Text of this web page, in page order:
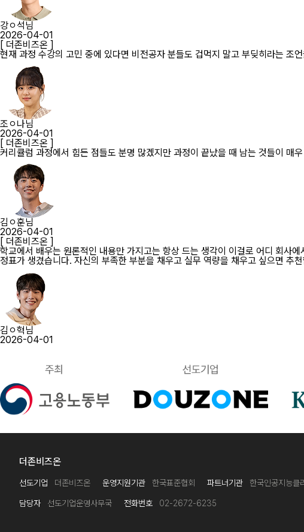
강ㅇ석님
2026-04-01
[ 더존비즈온 ]
현재 과정 수강의 고민 중에 있다면 비전공자 분들도 겁먹지 말고 부딪히라는 조
조ㅇ나님
2026-04-01
[ 더존비즈온 ]
커리큘럼 과정에서 힘든 점들도 분명 많겠지만 과정이 끝났을 때 남는 것들이 매
김ㅇ훈님
2026-04-01
[ 더존비즈온 ]
학교에서 배우는 원론적인 내용만 가지고는 항상 드는 생각이 이걸로 어디 회사
정표가 생겼습니다. 자신의 부족한 부분을 채우고 실무 역량을 채우고 싶으면
김ㅇ혁님
2026-04-01
더존비즈온
선도기업 더존비즈온 운영지원기관 한국표준협회 파트너기관 한국인공지능클
담당자 선도기업운영사무국 전화번호 02-2672-6235